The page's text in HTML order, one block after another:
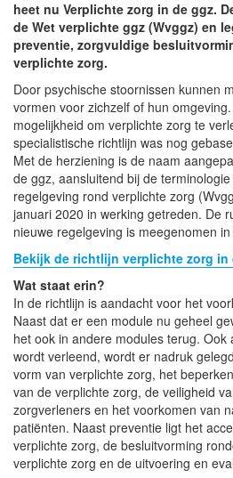
heet nu Verplichte zorg in de ggz.
de Wet verplichte ggz (Wvggz) en
preventie, zorgvuldige
verplichte zorg.
Door psychische stoornissen kunnen
vormen voor zichzelf of hun
mogelijkheid om verplichte zorg te
specialistische richtlijn was nog
Met de herziening is de naam
de ggz, aansluitend bij de
regelgeving rond verplichte zorg
januari 2020 in werking getreden. De
nieuwe regelgeving is meegenomen
Bekijk de richtlijn verplichte zorg in
Wat staat erin?
In de richtlijn is aandacht voor het
Naast dat er een module nu geheel
het ook in andere modules terug. Ook
wordt verleend, wordt er nadruk
vorm van verplichte zorg, het
van de verplichte zorg, de veiligheid
zorgverleners en het voorkomen van
patiënten. Naast preventie ligt het
verplichte zorg, de besluitvorming
verplichte zorg en de uitvoering en